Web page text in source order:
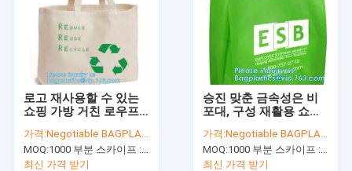
로고 재사용할 수 있는
쇼핑 가방 거친 로우프
가격:Negotiable BAGPLASTICS@YAHOO.COM
MOQ:1000 부분 스카이프 : 마이데아르닐
최신 가격 받기
승진 맞춘 금속성은 비
포대, 구성 재활용 쇼핑
대, pak, 피크그를 적층
했습니다
가격:Negotiable BAGPLASTICS@YAHOO.COM
MOQ:1000 부분 스카이프 : 마이데아르닐
최신 가격 받기